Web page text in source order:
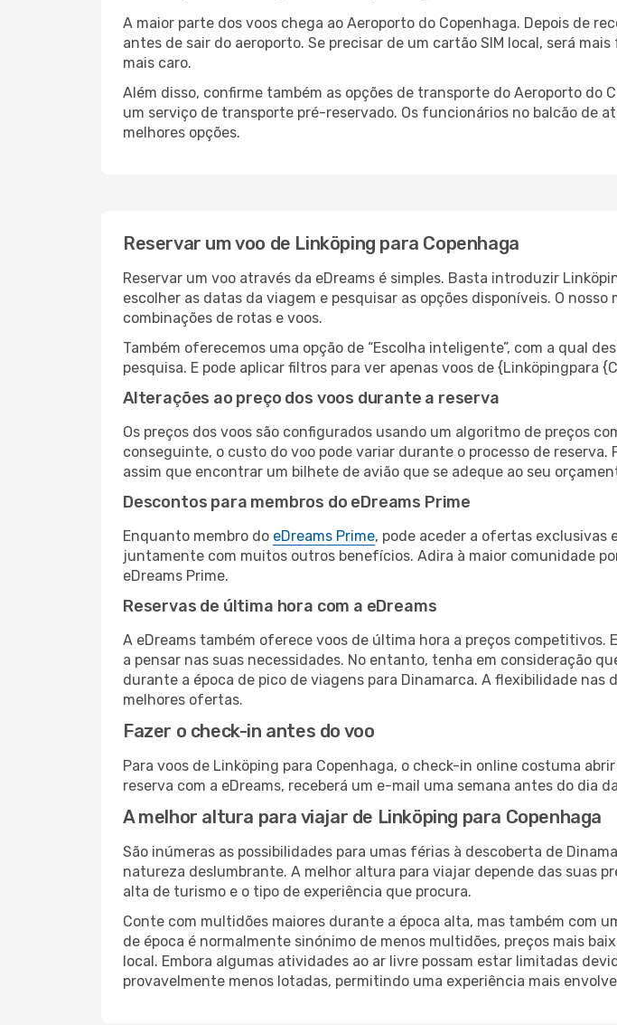
A maior parte dos voos chega ao Aeroporto do Copenhaga. Depois de
antes de sair do aeroporto. Se precisar de um cartão SIM local, será
mais caro.
Além disso, confirme também as opções de transporte do Aeroporto
um serviço de transporte pré-reservado. Os funcionários no balcão de
melhores opções.
Reservar um voo de Linköping para Copenhaga
Reservar um voo através da eDreams é simples. Basta introduzir
escolher as datas da viagem e pesquisar as opções disponíveis. O
combinações de rotas e voos.
Também oferecemos uma opção de “Escolha inteligente”, com a qual
pesquisa. E pode aplicar filtros para ver apenas voos de {Linköpingpara
Alterações ao preço dos voos durante a reserva
Os preços dos voos são configurados usando um algoritmo de preços
conseguinte, o custo do voo pode variar durante o processo de
assim que encontrar um bilhete de avião que se adeque ao seu
Descontos para membros do eDreams Prime
Enquanto membro do eDreams Prime, pode aceder a ofertas exclusivas
juntamente com muitos outros benefícios. Adira à maior comunidade
eDreams Prime.
Reservas de última hora com a eDreams
A eDreams também oferece voos de última hora a preços competitivos.
a pensar nas suas necessidades. No entanto, tenha em consideração
durante a época de pico de viagens para Dinamarca. A flexibilidade
melhores ofertas.
Fazer o check-in antes do voo
Para voos de Linköping para Copenhaga, o check-in online costuma
reserva com a eDreams, receberá um e-mail uma semana antes do dia
A melhor altura para viajar de Linköping para Copenhaga
São inúmeras as possibilidades para umas férias à descoberta de
natureza deslumbrante. A melhor altura para viajar depende das suas
alta de turismo e o tipo de experiência que procura.
Conte com multidões maiores durante a época alta, mas também com
de época é normalmente sinónimo de menos multidões, preços mais
local. Embora algumas atividades ao ar livre possam estar limitadas
provavelmente menos lotadas, permitindo uma experiência mais